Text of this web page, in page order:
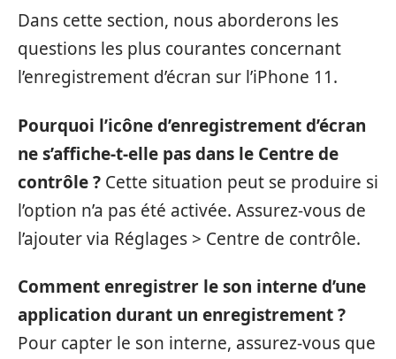
Dans cette section, nous aborderons les
questions les plus courantes concernant
l’enregistrement d’écran sur l’iPhone 11.
Pourquoi l’icône d’enregistrement d’écran
ne s’affiche-t-elle pas dans le Centre de
contrôle ? Cette situation peut se produire si
l’option n’a pas été activée. Assurez-vous de
l’ajouter via Réglages > Centre de contrôle.
Comment enregistrer le son interne d’une
application durant un enregistrement ?
Pour capter le son interne, assurez-vous que